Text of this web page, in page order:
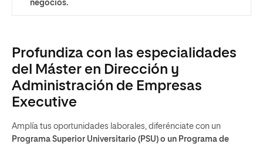
negocios.
Profundiza con las especialidades
del Máster en Dirección y
Administración de Empresas
Executive
Amplía tus oportunidades laborales, diferénciate con un
Programa Superior Universitario (PSU) o un Programa de